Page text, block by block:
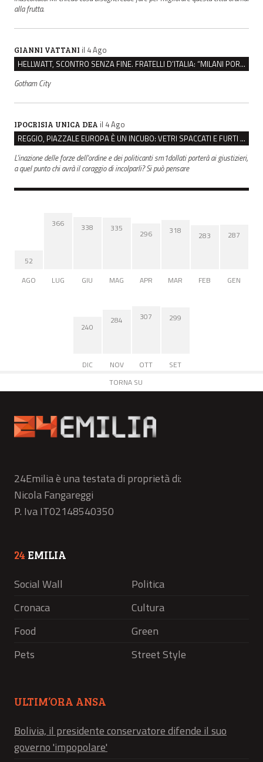
alla frutta.
GIANNI VATTANI il 4 Ago
HELLWATT, SCONTRO SENZA FINE. FRATELLI D’ITALIA: “MILANI PORTA DOCUMENTI, DE FRANCO INSULTI”
Gotham City
IPOCRISIA UNICA DEA il 4 Ago
REGGIO, PIAZZALE EUROPA È UN INCUBO: VETRI SPACCATI E FURTI SULLE AUTO IN SOSTA
L'inazione delle forze dell'ordine e dei politicanti sm1dollati porterà ai giustizieri,
a quel punto chi avrà il coraggio di incolparli? Si può pensare
52
AGO
366
LUG
338
GIU
335
MAG
296
APR
318
MAR
283
FEB
287
GEN
240
DIC
284
NOV
307
OTT
299
SET
TORNA SU
24Emilia è una testata di proprietà di:
Nicola Fangareggi
P. Iva IT02148540350
24 EMILIA
Social Wall
Politica
Cronaca
Cultura
Food
Green
Pets
Street Style
ULTIM’ORA ANSA
Bolivia, il presidente conservatore difende il suo
governo 'impopolare'